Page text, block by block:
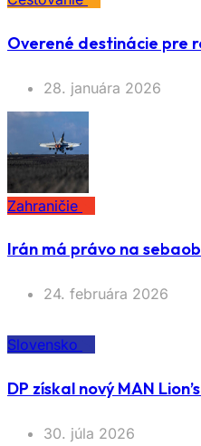
Overené destinácie pre
28. januára 2026
Zahraničie
Irán má právo na
24. februára 2026
Slovensko
DP získal nový MAN
30. júla 2026